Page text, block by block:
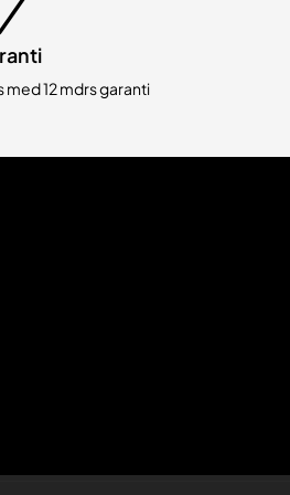
12 mdrs garanti